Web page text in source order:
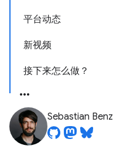
平台动态
新视频
接下来怎么做？
Sebastian Benz